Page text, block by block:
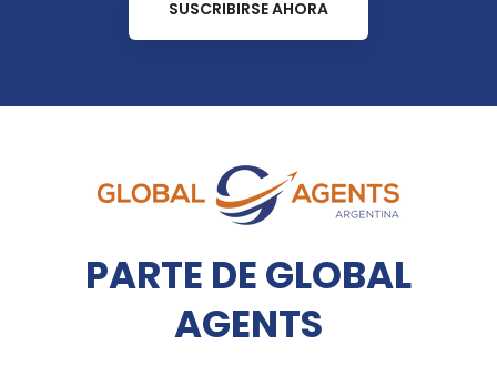
SUSCRIBIRSE AHORA
PARTE DE GLOBAL
AGENTS